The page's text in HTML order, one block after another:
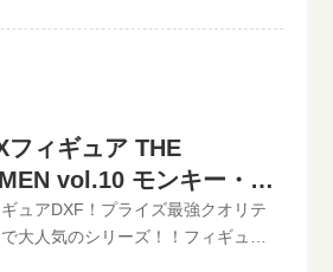
未開封）ご入力いただけます。下記
仮買取査定が可能です。といま
ンペーン情報
納得したら、無料宅配キット申し
込みください。といまるから送料
いたら、ダンボールに商品を詰め
ら出ることなく、お売りになりた
配買取可能地域は、日本全国どこ
です！買取査定価格の振込手数料
コード入力で更に具体的な金額が
新！《現在、各買取価格表の更新
りますが、ご依頼頂いた買取査定
めて買取査定致しますのでご安心
ス DXフィギュア THE
ヤソップ現在の買取価格は500円
◆◆◆◆◆◆◆◆◆◆◆ この他のワン
最新買取価格はコチラから↓その他
フィギュア THE
vol.10 モンキー・
買取価格
ュアDXF！プライズ最強クオリテ
大人気のシリーズ！！フィギュア